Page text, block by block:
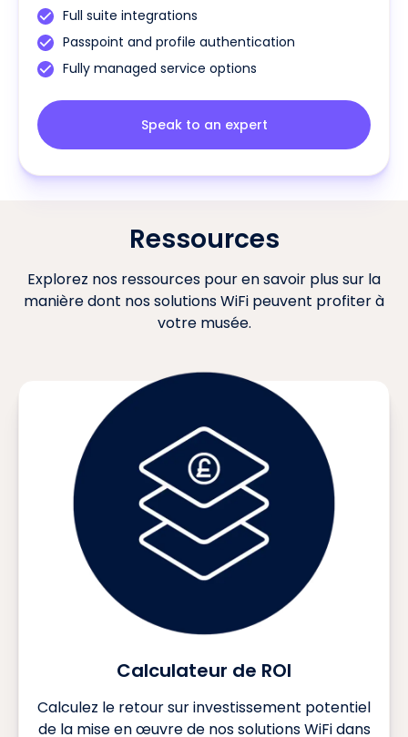
Full suite integrations
Passpoint and profile authentication
Fully managed service options
Speak to an expert
Ressources
Explorez nos ressources pour en savoir plus sur la
manière dont nos solutions WiFi peuvent profiter à
votre musée.
Calculateur de ROI
Calculez le retour sur investissement potentiel
de la mise en œuvre de nos solutions WiFi dans